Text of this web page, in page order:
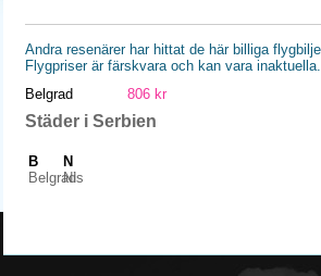
Andra resenärer har hittat de här billiga
Flygpriser är färskvara och kan vara inaktuella.
Belgrad
806 kr
Städer i Serbien
B
Belgrad
N
Nis